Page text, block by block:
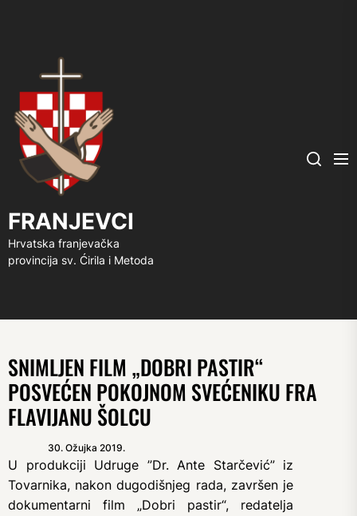
FRANJEVCI
Hrvatska franjevačka
provincija sv. Ćirila i Metoda
Search
SNIMLJEN FILM „DOBRI PASTIR“
POSVEĆEN POKOJNOM SVEĆENIKU FRA
FLAVIJANU ŠOLCU
30. Ožujka 2019.
U produkciji Udruge ”Dr. Ante Starčević” iz
Tovarnika, nakon dugodišnjeg rada, završen je
dokumentarni film „Dobri pastir“, redatelja